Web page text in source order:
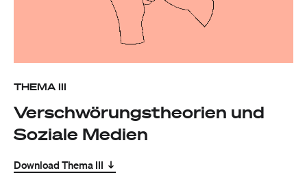
THEMA III
Verschwörungstheorien und
Soziale Medien
Download Thema III